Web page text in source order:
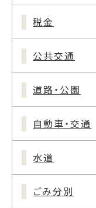
税金
公共交通
道路・公園
自動車・交通
水道
ごみ分別